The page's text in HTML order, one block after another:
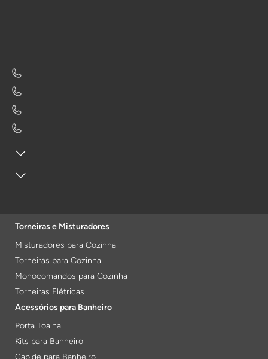
Torneiras e Misturadores
Misturadores para Cozinha
Torneiras para Cozinha
Monocomandos para Cozinha
Torneiras Elétricas
Acessórios para Banheiro
Porta Toalha
Kits para Banheiro